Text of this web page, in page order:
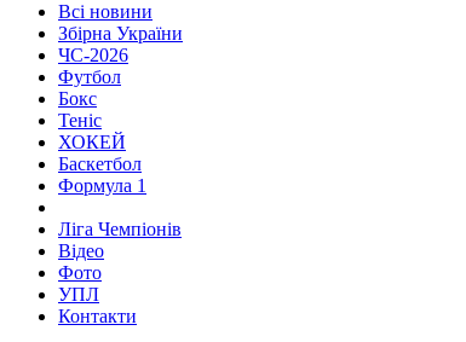
Всі новини
Збірна України
ЧС-2026
Футбол
Бокс
Теніс
ХОКЕЙ
Баскетбол
Формула 1
Ліга Чемпіонів
Відео
Фото
УПЛ
Контакти